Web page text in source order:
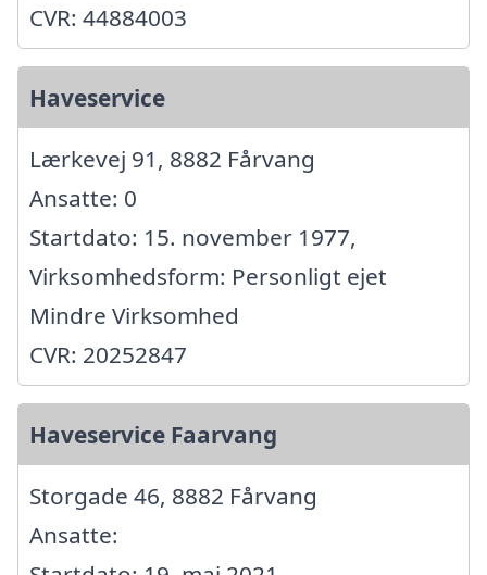
CVR: 44884003
Haveservice
Lærkevej 91, 8882 Fårvang
Ansatte: 0
Startdato: 15. november 1977,
Virksomhedsform: Personligt ejet
Mindre Virksomhed
CVR: 20252847
Haveservice Faarvang
Storgade 46, 8882 Fårvang
Ansatte: